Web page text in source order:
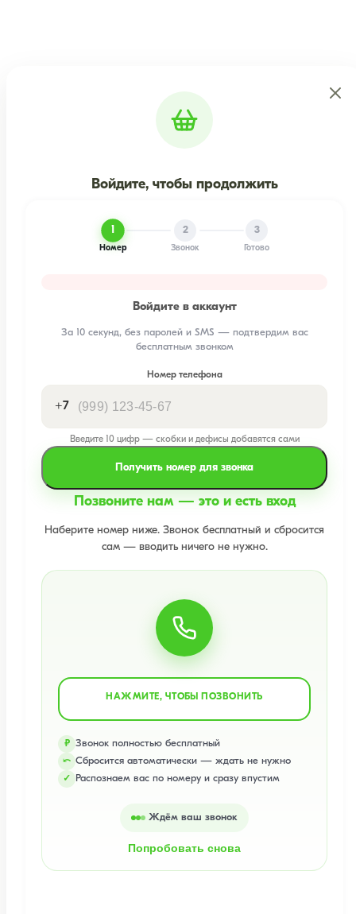
Войдите, чтобы продолжить
1
Номер
2
Звонок
3
Готово
Войдите в аккаунт
За 10 секунд, без паролей и SMS — подтвердим вас
бесплатным звонком
Номер телефона
+7
Введите 10 цифр — скобки и дефисы добавятся сами
Получить номер для звонка
Позвоните нам — это и есть вход
Наберите номер ниже. Звонок бесплатный и сбросится
сам — вводить ничего не нужно.
НАЖМИТЕ, ЧТОБЫ ПОЗВОНИТЬ
₽ Звонок полностью бесплатный
⤺ Сбросится автоматически — ждать не нужно
✓ Распознаем вас по номеру и сразу впустим
Ждём ваш звонок
Попробовать снова